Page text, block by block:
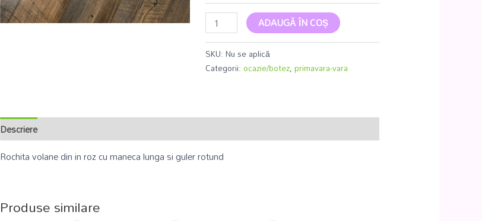
ADAUGĂ ÎN COȘ
SKU:Nu se aplică
Categorii:ocazie/botez,primavara-vara
Descriere
Rochita volane din in roz cu maneca lunga si guler rotund
Produse similare